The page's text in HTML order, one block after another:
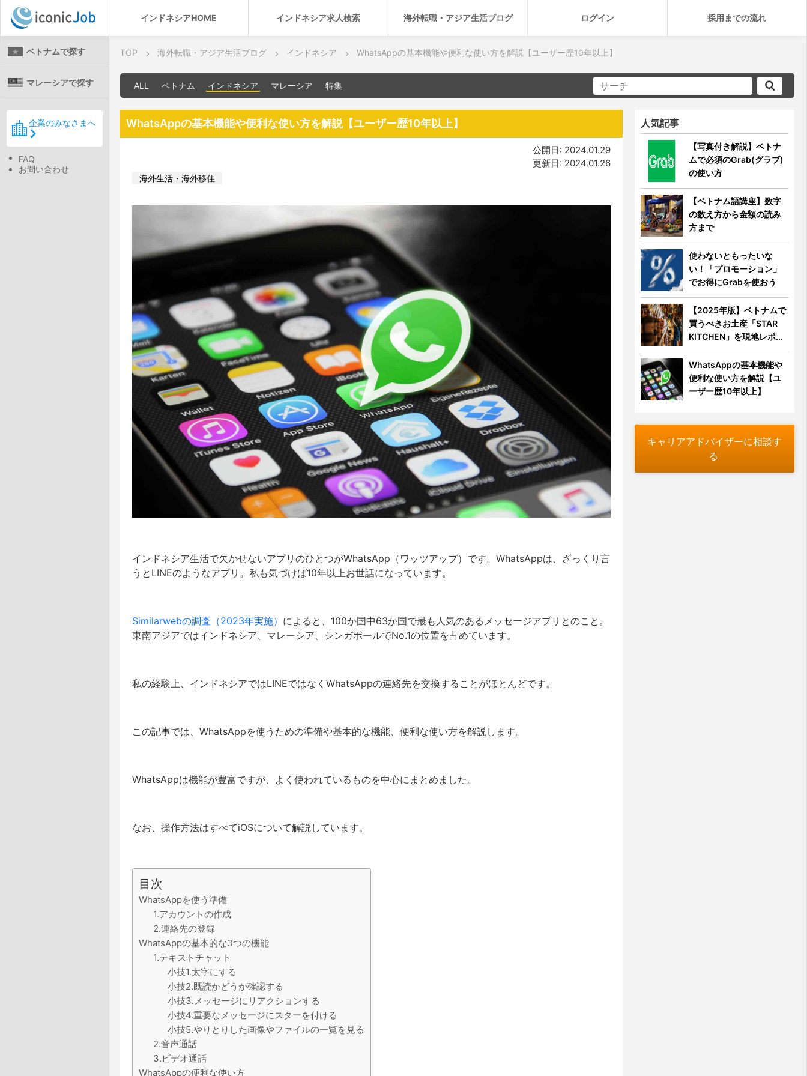
インドネシアHOME インドネシア求人検索 海外転職・アジア生活ブログ ログイン 採用までの流れ
ベトナムで探す
マレーシアで探す
企業のみなさまへ
FAQ
お問い合わせ
TOP 海外転職・アジア生活ブログ インドネシア WhatsAppの基本機能や便利な使い方を解説【ユーザー歴10年以上】
ALL ベトナム インドネシア マレーシア 特集
WhatsAppの基本機能や便利な使い方を解説【ユーザー歴10年以上】
公開日: 2024.01.29
更新日: 2024.01.26
海外生活・海外移住
インドネシア生活で欠かせないアプリのひとつがWhatsApp（ワッツアップ）です。WhatsAppは、ざっくり言
うとLINEのようなアプリ。私も気づけば10年以上お世話になっています。
Similarwebの調査（2023年実施） によると、100か国中63か国で最も人気のあるメッセージアプリとのこと。
東南アジアではインドネシア、マレーシア、シンガポールでNo.1の位置を占めています。
私の経験上、インドネシアではLINEではなくWhatsAppの連絡先を交換することがほとんどです。
この記事では、WhatsAppを使うための準備や基本的な機能、便利な使い方を解説します。
WhatsAppは機能が豊富ですが、よく使われているものを中心にまとめました。
なお、操作方法はすべてiOSについて解説しています。
目次
WhatsAppを使う準備
1.アカウントの作成
2.連絡先の登録
WhatsAppの基本的な3つの機能
1.テキストチャット
小技1.太字にする
小技2.既読かどうか確認する
小技3.メッセージにリアクションする
小技4.重要なメッセージにスターを付ける
小技5.やりとりした画像やファイルの一覧を見る
2.音声通話
3.ビデオ通話
WhatsAppの便利な使い方
人気記事
【写真付き解説】ベトナ
ムで必須のGrab(グラブ)
の使い方
【ベトナム語講座】数字
の数え方から金額の読み
方まで
使わないともったいな
い！「プロモーション」
でお得にGrabを使おう
【2025年版】ベトナムで
買うべきお土産「STAR
KITCHEN」を現地レポ...
WhatsAppの基本機能や
便利な使い方を解説【ユ
ーザー歴10年以上】
キャリアアドバイザーに相談す
る